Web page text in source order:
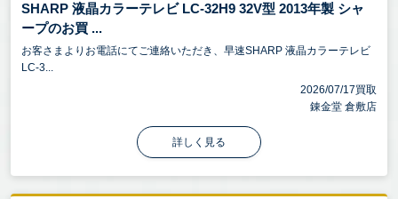
SHARP 液晶カラーテレビ LC-32H9 32V型 2013年製 シャ
ープのお買 ...
お客さまよりお電話にてご連絡いただき、早速SHARP 液晶カラーテレビ
LC-3...
2026/07/17買取
錬金堂 倉敷店
詳しく見る